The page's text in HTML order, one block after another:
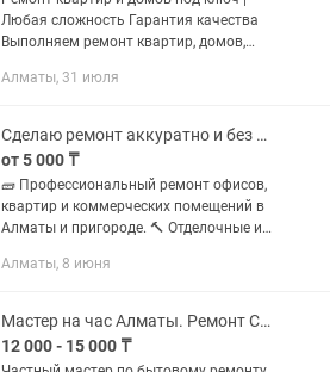
Любая сложность Гарантия качества
Выполняем ремонт квартир, домов,
любой сложности. Работаем
Алматы, 31 июля
Сделаю ремонт аккуратно и без нервов Шпаклевка, Покраска, Отделка.
от 5 000 ₸
🧱 Профессиональный ремонт офисов,
квартир и коммерческих помещений в
Алматы и пригороде. 🔨 Отделочные и
(шпаклевка) стен и потолков –
Алматы, 8 июня
Мастер на час Алматы. Ремонт Сантехник Электрик
12 000 - 15 000 ₸